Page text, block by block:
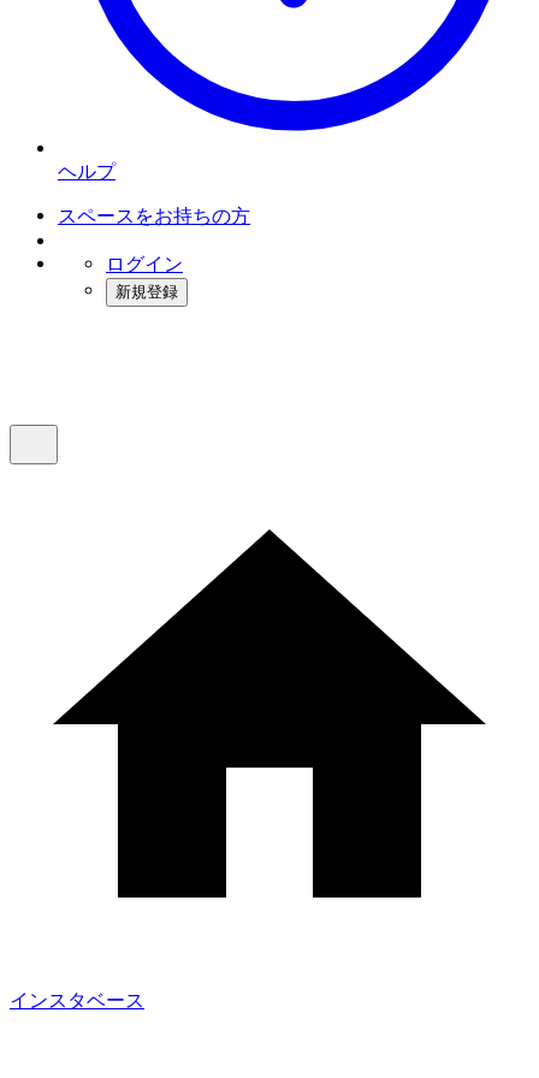
ヘルプ
スペースをお持ちの方
ログイン
新規登録
インスタベース